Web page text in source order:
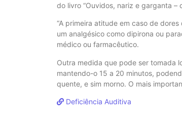
do livro “Ouvidos, nariz e garganta
“A primeira atitude em caso de
um analgésico como dipirona ou
médico ou farmacêutico.
Outra medida que pode ser tomada
mantendo-o 15 a 20 minutos,
quente, e sim morno. O mais
Deficiência Auditiva